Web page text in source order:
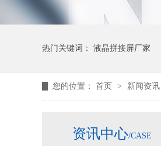
热门关键词： 液晶拼接屏厂家
您的位置： 首页 > 新闻资讯
资讯中心/CASE